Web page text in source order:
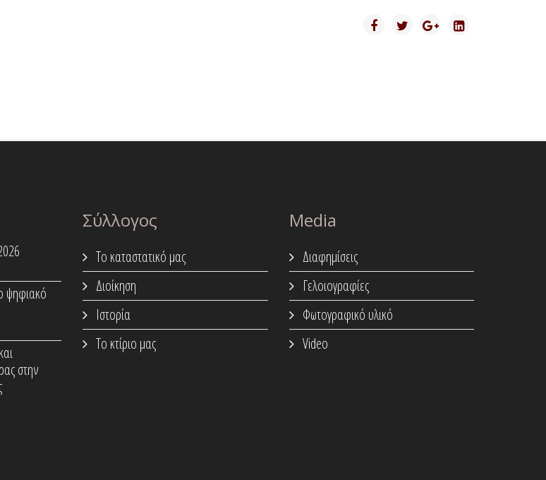
ψηφιακό
στην
Σύλλογος
Το καταστατικό μας
Διοίκηση
Ιστορία
Το κτίριο μας
Media
Διαφημίσεις
Γελοιογραφίες
Φωτογραφικό υλικό
Video